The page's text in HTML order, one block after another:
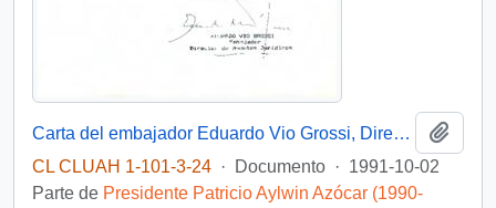
Carta del embajador Eduardo Vio Grossi, Director de Asuntos Jurídicos del Ministerio de Relaciones Exteriores, dirigida al Presidente Patricio Aylwin para expresar su agradecimiento por haber sido designado Co-Agente de Chile en el caso de Laguna del Desierto
CL CLUAH 1-101-3-24 · Documento · 1991-10-02
Parte de Presidente Patricio Aylwin Azócar (1990-